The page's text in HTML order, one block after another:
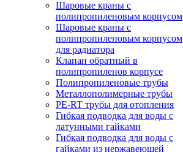
Шаровые краны с
полипропиленовым корпусом
Шаровые краны с
полипропиленовым корпусом
для радиатора
Клапан обратный в
полипропиленов корпусе
Полипропиленовые трубы
Металлополимерные трубы
PE-RT трубы для отопления
Гибкая подводка для воды с
латунными гайками
Гибкая подводка для воды с
гайками из нержавеющей